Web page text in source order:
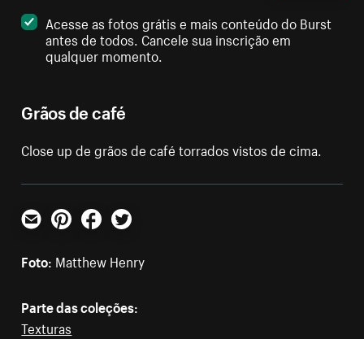
Grãos de café
Close up de grãos de café torrados vistos de cima.
Acesse as fotos grátis e mais conteúdo do Burst
antes de todos. Cancele sua inscrição em
qualquer momento.
E-mailPinterestFacebookTwitter
Foto: Matthew Henry
Parte das coleções:
Texturas